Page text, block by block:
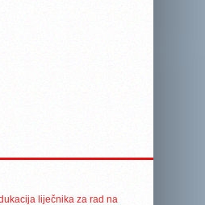
liječnika za rad na